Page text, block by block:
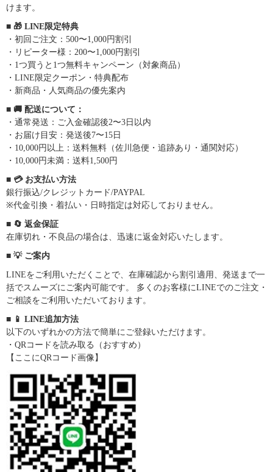
けます。
■ 🎁 LINE限定特典
・初回ご注文：500〜1,000円割引
・リピーター様：200〜1,000円割引
・1つ買うと1つ無料キャンペーン（対象商品）
・LINE限定クーポン・特典配布
・新商品・人気商品の優先案内
■ 🚚 配送について：
・通常発送：ご入金確認後2〜3日以内
・お届け目安：発送後7〜15日
・10,000円以上：送料無料（佐川急便・追跡あり・通関対応）
・10,000円未満：送料1,500円
■ 💳 お支払い方法
銀行振込/クレジットカード/PAYPAL
※代金引換・着払い・日時指定は対応しておりません。
■ 🔄 返金保証
在庫切れ・不良品の場合は、迅速に返金対応いたします。
■ 💡 ご案内
LINEをご利用いただくことで、在庫確認から割引適用、発送まで一
括でスムーズにご案内可能です。 多くのお客様にLINEでのご注文・
ご相談をご利用いただいております。
■ 📱 LINE追加方法
以下のいずれかの方法で簡単にご登録いただけます。
・QRコードを読み取る（おすすめ）
【ここにQRコード画像】